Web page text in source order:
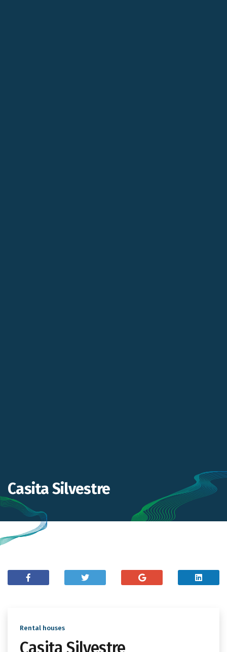
Casita Silvestre
Rental houses
Casita Silvestre